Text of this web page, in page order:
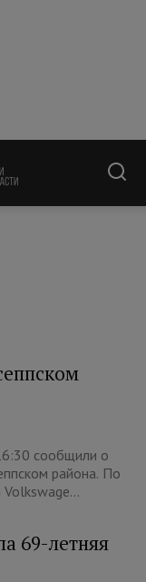
сообщили о
района. По
69-летняя